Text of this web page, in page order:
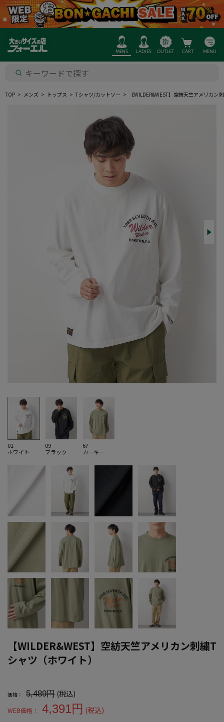
MENS LADIES OUTLET CART MENU
TOP メンズ トップス Tシャツ/カットソー 【WILDER&WEST】空紡天竺アメリカン
01
ホワイト
09
ブラック
67
カーキー
【WILDER&WEST】空紡天竺アメリカン刺繍T
シャツ（ホワイト）
価格： 5,489円 (税込)
WEB価格： 4,391円 (税込)